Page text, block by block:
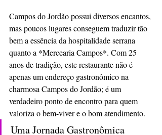
Campos do Jordão possui diversos encantos,
mas poucos lugares conseguem traduzir tão
bem a essência da hospitalidade serrana
quanto a *Mercearia Campos*. Com 25
anos de tradição, este restaurante não é
apenas um endereço gastronômico na
charmosa Campos do Jordão; é um
verdadeiro ponto de encontro para quem
valoriza o bem-viver e o bom atendimento.
Uma Jornada Gastronômica